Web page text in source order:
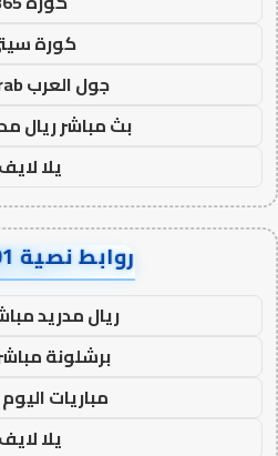
كورة
جول العرب goalarab
بث مباشر ريال
يلا لايف
روابط نصية AA32801
ريال مدريد
برشلونة
مباريات
يلا لايف